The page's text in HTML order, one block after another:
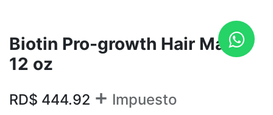
Biotin Pro-growth Hair Mask
12 oz
RD$ 444.92 + Impuesto